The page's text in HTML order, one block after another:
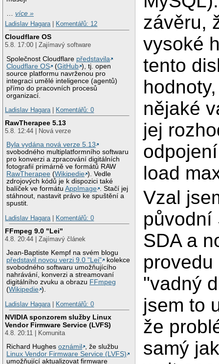
…více »
Ladislav Hagara| Komentářů: 12
Cloudflare OS
5.8. 17:00 | Zajímavý software
Společnost Cloudflare představila
Cloudflare OS
(GitHub ), tj. open
source platformu navrženou pro
integraci umělé inteligence (agentů)
přímo do pracovních procesů
organizací.
Ladislav Hagara| Komentářů: 0
RawTherapee 5.13
5.8. 12:44 | Nová verze
Byla vydána nová verze 5.13
svobodného multiplatformního softwaru
pro konverzi a zpracování digitálních
fotografií primárně ve formátů RAW
RawTherapee (Wikipedie ). Vedle
zdrojových kódů je k dispozici také
balíček ve formátuAppImage . Stačí jej
stáhnout, nastavit právo ke spuštění a
spustit.
Ladislav Hagara| Komentářů: 0
FFmpeg 9.0 "Lei"
4.8. 20:44 | Zajímavý článek
Jean-Baptiste Kempf na svém blogu
představil novou verzi 9.0 "Lei"
kolekce
svobodného softwaru umožňujícího
nahrávání, konverzi a streamovaní
digitálního zvuku a obrazu FFmpeg
(Wikipedie ).
Ladislav Hagara| Komentářů: 0
NVIDIA sponzorem služby Linux
Vendor Firmware Service (LVFS)
4.8. 20:11 | Komunita
Richard Hughesoznámil
, že službu
Linux Vendor Firmware Service (LVFS)
umožňující aktualizovat firmware
závěru,
vysoké
tento
nějaké
jej
load
Vzal
původní
SDA a
"vadný
jsem to
že
samý